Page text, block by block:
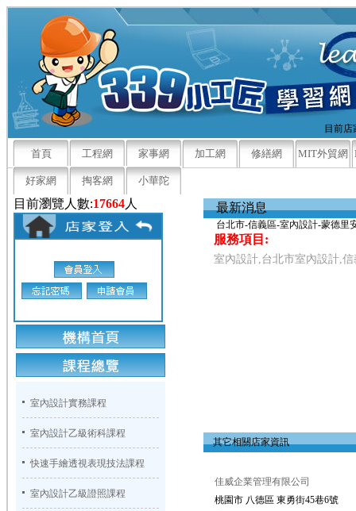
目前
首頁 工程網 家事網 加工網 修繕網 MIT外貿網
好家網 掏客網 小華陀
目前瀏覽人數:17664人
室內設計實務課程
室內設計乙級術科課程
快速手繪透視表現技法課程
室內設計乙級證照課程
最新消息
台北市-信義區-室內設計-蒙德里
服務項目:
室內設計,台北市室內設計,
其它相關店家資訊
佳威企業管理有限公司
桃園市 八德區 東勇街45巷6號